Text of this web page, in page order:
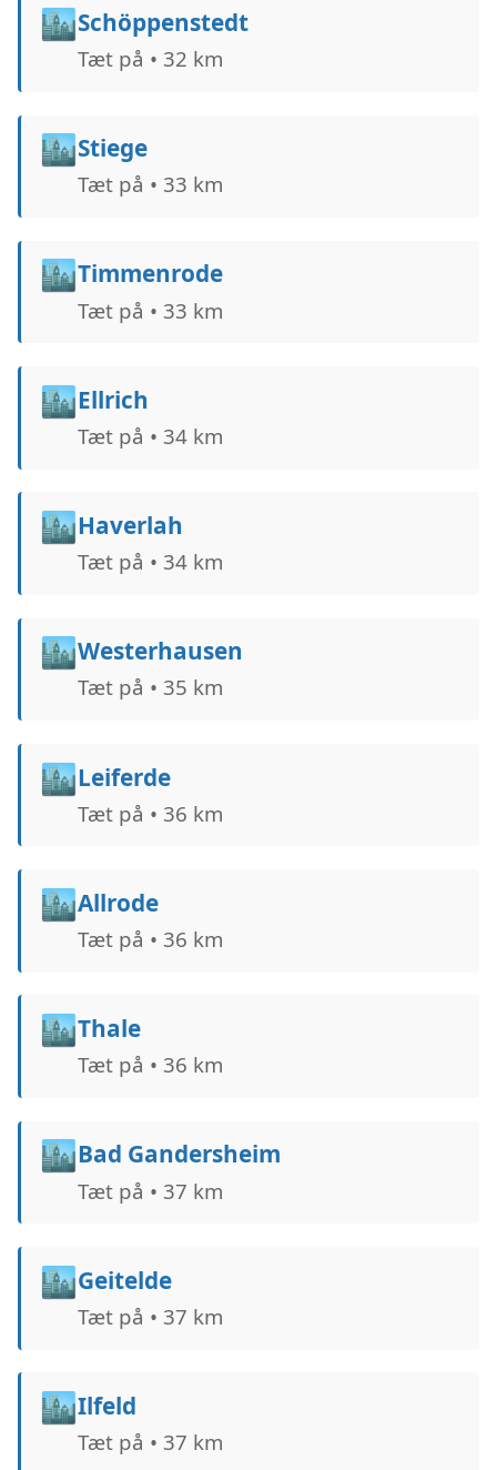
🏙️Schöppenstedt
Tæt på • 32 km
🏙️Stiege
Tæt på • 33 km
🏙️Timmenrode
Tæt på • 33 km
🏙️Ellrich
Tæt på • 34 km
🏙️Haverlah
Tæt på • 34 km
🏙️Westerhausen
Tæt på • 35 km
🏙️Leiferde
Tæt på • 36 km
🏙️Allrode
Tæt på • 36 km
🏙️Thale
Tæt på • 36 km
🏙️Bad Gandersheim
Tæt på • 37 km
🏙️Geitelde
Tæt på • 37 km
🏙️Ilfeld
Tæt på • 37 km